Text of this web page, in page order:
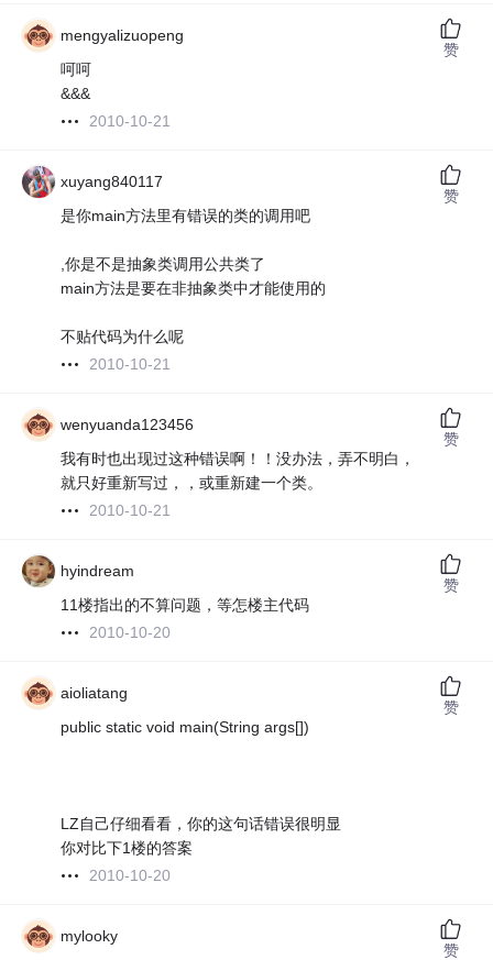
mengyalizuopeng
呵呵
&&&
2010-10-21
赞
xuyang840117
是你main方法里有错误的类的调用吧
,你是不是抽象类调用公共类了
main方法是要在非抽象类中才能使用的
不贴代码为什么呢
2010-10-21
赞
wenyuanda123456
我有时也出现过这种错误啊！！没办法，弄不明白，
就只好重新写过，，或重新建一个类。
2010-10-21
赞
hyindream
11楼指出的不算问题，等怎楼主代码
2010-10-20
赞
aioliatang
public static void main(String args[])
LZ自己仔细看看，你的这句话错误很明显
你对比下1楼的答案
2010-10-20
赞
mylooky
赞